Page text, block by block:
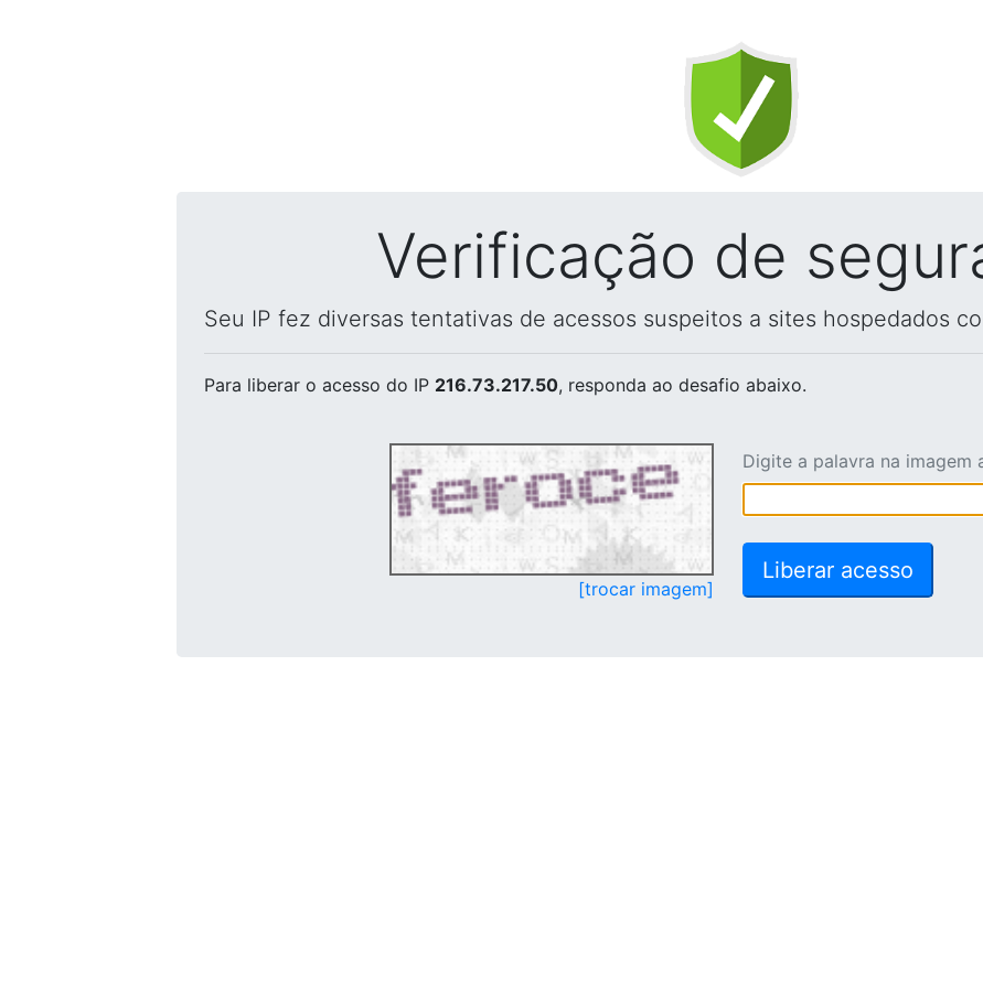
Verificação de
Seu IP fez diversas tentativas de acessos suspeitos a sites hospedados
Para liberar o acesso do IP 216.73.217.50, responda ao desafio abaixo.
[trocar imagem]
Digite a palavra na imagem